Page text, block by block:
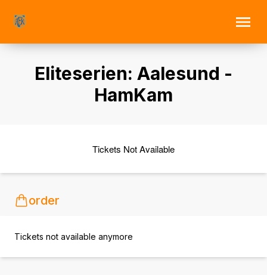
Eliteserien: Aalesund -
HamKam
Tickets Not Available
order
Tickets not available anymore